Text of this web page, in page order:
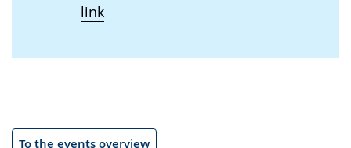
link
To the events overview